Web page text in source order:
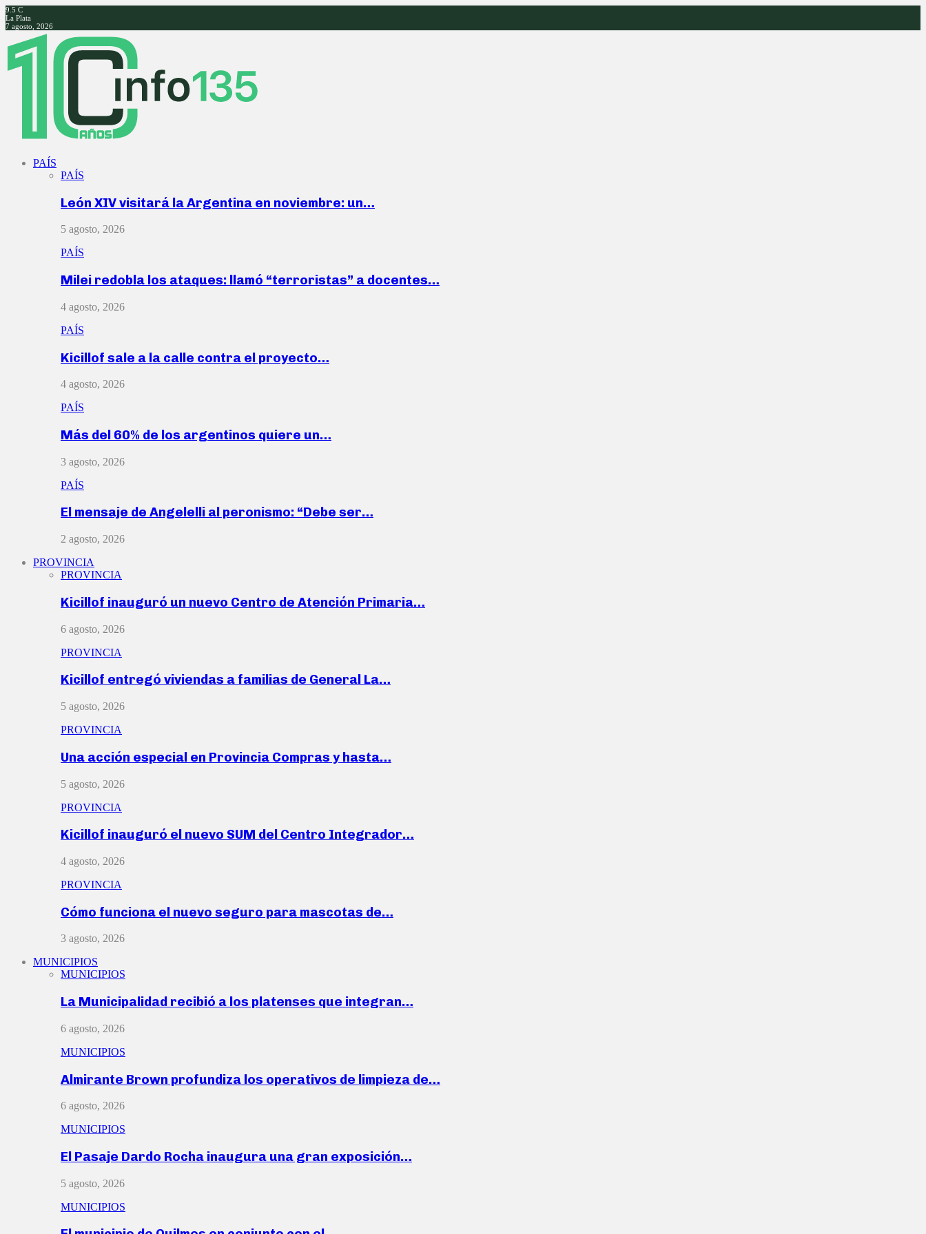
9.5 C
La Plata
7 agosto, 2026
Facebook
Twitter
Instagram
Youtube
PAÍS
PAÍS
León XIV visitará la Argentina en noviembre: un…
5 agosto, 2026
PAÍS
Milei redobla los ataques: llamó “terroristas” a docentes…
4 agosto, 2026
PAÍS
Kicillof sale a la calle contra el proyecto…
4 agosto, 2026
PAÍS
Más del 60% de los argentinos quiere un…
3 agosto, 2026
PAÍS
El mensaje de Angelelli al peronismo: “Debe ser…
2 agosto, 2026
PROVINCIA
PROVINCIA
Kicillof inauguró un nuevo Centro de Atención Primaria…
6 agosto, 2026
PROVINCIA
Kicillof entregó viviendas a familias de General La…
5 agosto, 2026
PROVINCIA
Una acción especial en Provincia Compras y hasta…
5 agosto, 2026
PROVINCIA
Kicillof inauguró el nuevo SUM del Centro Integrador…
4 agosto, 2026
PROVINCIA
Cómo funciona el nuevo seguro para mascotas de…
3 agosto, 2026
MUNICIPIOS
MUNICIPIOS
La Municipalidad recibió a los platenses que integran…
6 agosto, 2026
MUNICIPIOS
Almirante Brown profundiza los operativos de limpieza de…
6 agosto, 2026
MUNICIPIOS
El Pasaje Dardo Rocha inaugura una gran exposición…
5 agosto, 2026
MUNICIPIOS